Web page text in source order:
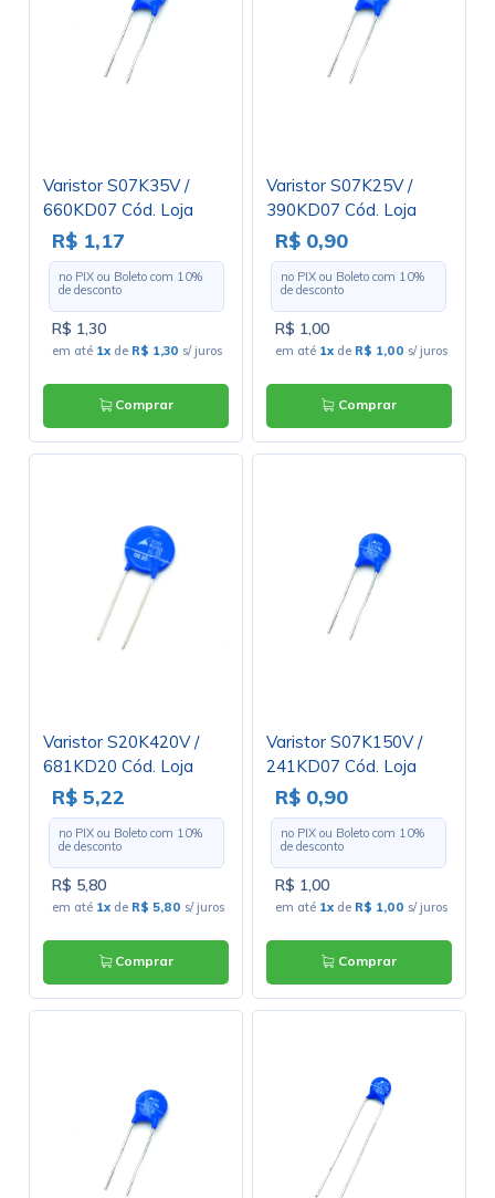
Varistor S07K35V /
660KD07 Cód. Loja
3238
R$ 1,17
no PIX ou Boleto com 10%
de desconto
R$ 1,30
em até 1x de R$ 1,30 s/ juros
Comprar
Varistor S07K25V /
390KD07 Cód. Loja
2420
R$ 0,90
no PIX ou Boleto com 10%
de desconto
R$ 1,00
em até 1x de R$ 1,00 s/ juros
Comprar
Varistor S20K420V /
681KD20 Cód. Loja
4317
R$ 5,22
no PIX ou Boleto com 10%
de desconto
R$ 5,80
em até 1x de R$ 5,80 s/ juros
Comprar
Varistor S07K150V /
241KD07 Cód. Loja
4446
R$ 0,90
no PIX ou Boleto com 10%
de desconto
R$ 1,00
em até 1x de R$ 1,00 s/ juros
Comprar